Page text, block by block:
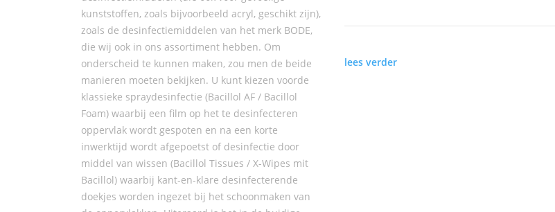
kunststoffen, zoals bijvoorbeeld acryl, geschikt zijn),
zoals de desinfectiemiddelen van het merk BODE,
die wij ook in ons assortiment hebben. Om
onderscheid te kunnen maken, zou men de beide
manieren moeten bekijken. U kunt kiezen voorde
klassieke spraydesinfectie (Bacillol AF / Bacillol
Foam) waarbij een film op het te desinfecteren
oppervlak wordt gespoten en na een korte
inwerktijd wordt afgepoetst of desinfectie door
middel van wissen (Bacillol Tissues / X-Wipes mit
Bacillol) waarbij kant-en-klare desinfecterende
doekjes worden ingezet bij het schoonmaken van
lees verder